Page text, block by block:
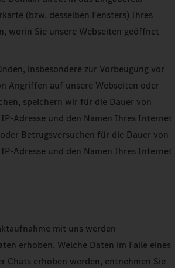
(bzw. desselben Fensters) Ihres
worin Sie unsere Webseiten geöffnet
insbesondere zur Vorbeugung vor
Angriffen auf unsere Webseiten oder
speichern wir für die Dauer von
Adresse und den Namen Ihres Internet
Betrugsversuchen für die Dauer von
Adresse und den Namen Ihres Internet
mit uns werden
erhoben. Welche Daten im Falle eines
Chats erhoben werden, entnehmen Sie